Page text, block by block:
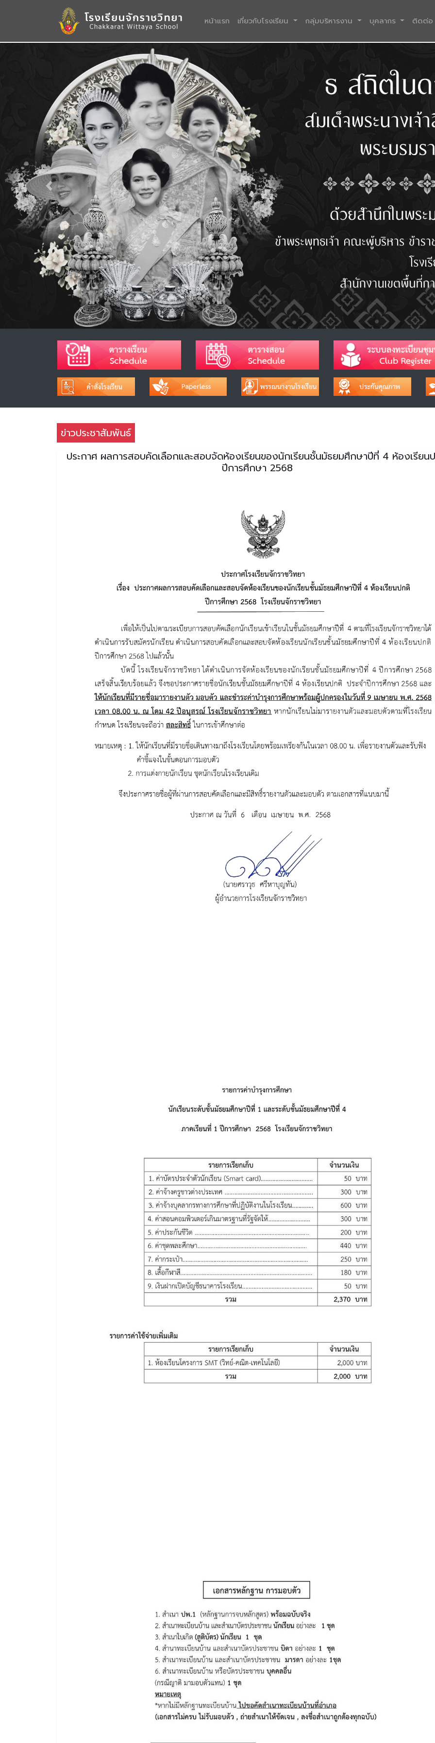
หน้าแรก (current)
เกี่ยวกับโรงเรียน กลุ่มบริหารงาน บุคลากร ติดต่อ
Previous
ข่าวประชาสัมพันธ์
ประกาศ ผลการสอบคัดเลือกและสอบจัดห้องเรียนของนักเรียนชั้นมัธยมศึกษาปีที่ 4 ห้องเรียน
ปีการศึกษา 2568